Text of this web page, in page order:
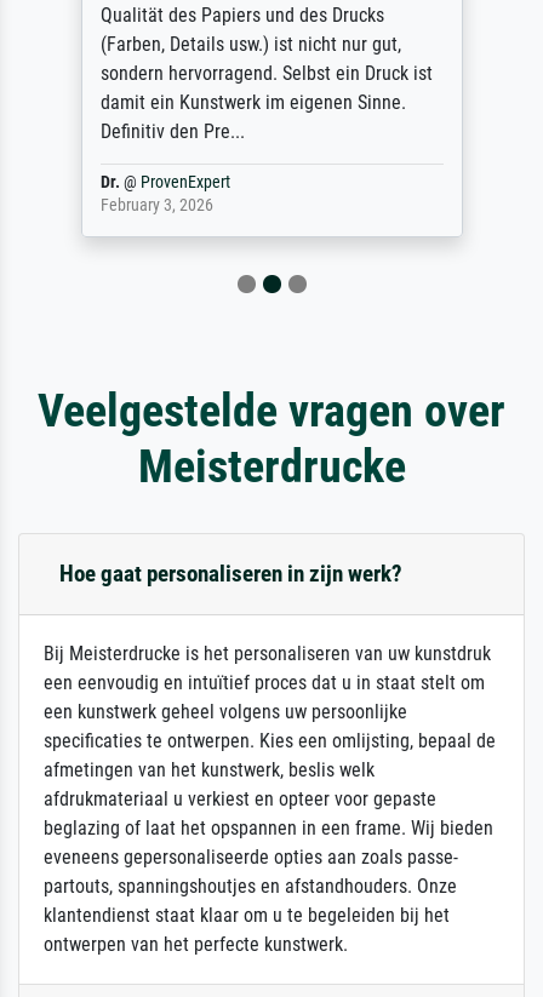
Qualität des Papiers und des Drucks
(Farben, Details usw.) ist nicht nur gut,
sondern hervorragend. Selbst ein Druck ist
damit ein Kunstwerk im eigenen Sinne.
Definitiv den Pre...
Dr. @ ProvenExpert
February 3, 2026
Veelgestelde vragen over
Meisterdrucke
Hoe gaat personaliseren in zijn werk?
Bij Meisterdrucke is het personaliseren van uw kunstdruk
een eenvoudig en intuïtief proces dat u in staat stelt om
een kunstwerk geheel volgens uw persoonlijke
specificaties te ontwerpen. Kies een omlijsting, bepaal de
afmetingen van het kunstwerk, beslis welk
afdrukmateriaal u verkiest en opteer voor gepaste
beglazing of laat het opspannen in een frame. Wij bieden
eveneens gepersonaliseerde opties aan zoals passe-
partouts, spanningshoutjes en afstandhouders. Onze
klantendienst staat klaar om u te begeleiden bij het
ontwerpen van het perfecte kunstwerk.